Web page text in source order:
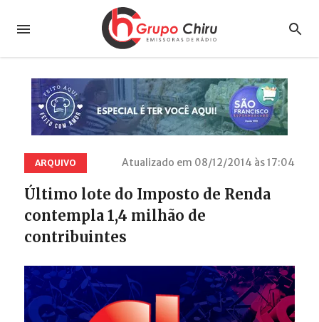
ARQUIVO Atualizado em 08/12/2014 às 17:04
Último lote do Imposto de Renda
contempla 1,4 milhão de
contribuintes